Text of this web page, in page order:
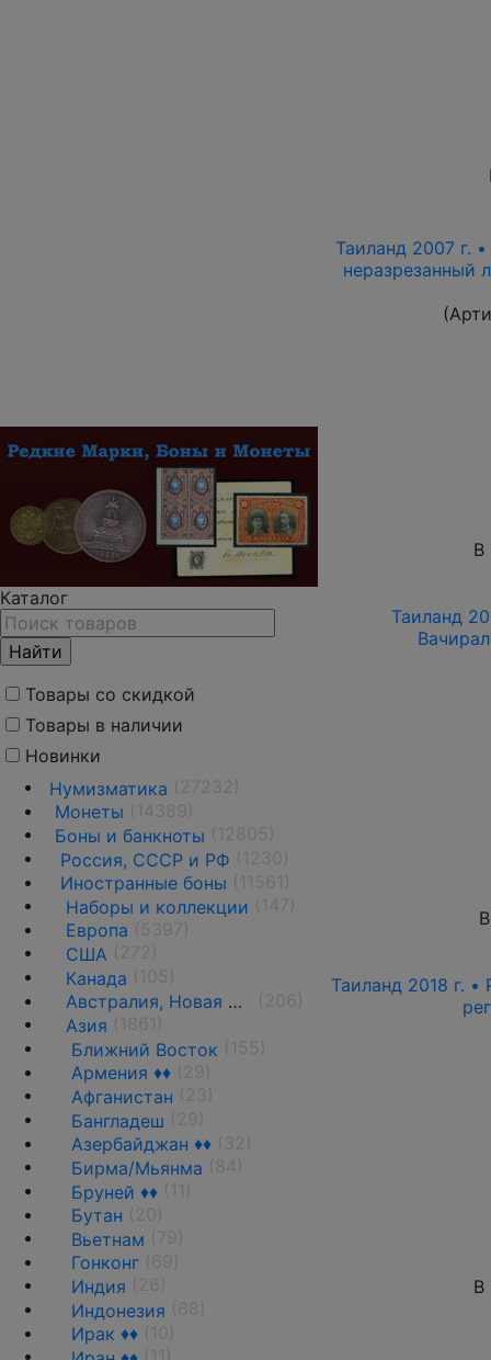
Каталог
Товары со скидкой
Товары в наличии
Новинки
Нумизматика
Монеты
Боны и банкноты
Россия, СССР и РФ
Иностранные боны
Наборы и коллекции
Европа
США
Канада
Австралия, Новая Зеландия и Океания
Азия
Ближний Восток
Армения ♦♦
Афганистан
Бангладеш
Азербайджан ♦♦
Бирма/Мьянма
Бруней ♦♦
Бутан
Вьетнам
Гонконг
Индия
Индонезия
Ирак ♦♦
Таиланд 2007 г.
неразрезанный
В
Таиланд
Таиланд 2018 г.
В